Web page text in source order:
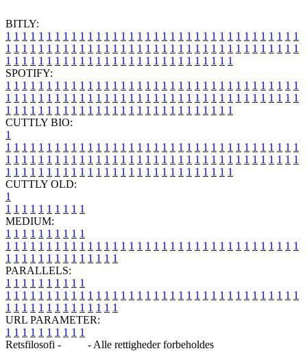
BITLY:
1 1 1 1 1 1 1 1 1 1 1 1 1 1 1 1 1 1 1 1 1 1 1 1 1 1 1 1 1 1 1 1 1 1 1 1
1 1 1 1 1 1 1 1 1 1 1 1 1 1 1 1 1 1 1 1 1 1 1 1 1 1 1 1 1 1 1 1 1 1 1 1
1 1 1 1 1 1 1 1 1 1 1 1 1 1 1 1 1 1 1 1 1 1 1 1 1 1 1 1
SPOTIFY:
1 1 1 1 1 1 1 1 1 1 1 1 1 1 1 1 1 1 1 1 1 1 1 1 1 1 1 1 1 1 1 1 1 1 1 1
1 1 1 1 1 1 1 1 1 1 1 1 1 1 1 1 1 1 1 1 1 1 1 1 1 1 1 1 1 1 1 1 1 1 1 1
1 1 1 1 1 1 1 1 1 1 1 1 1 1 1 1 1 1 1 1 1 1 1 1 1 1 1 1
CUTTLY BIO:
1
1 1 1 1 1 1 1 1 1 1 1 1 1 1 1 1 1 1 1 1 1 1 1 1 1 1 1 1 1 1 1 1 1 1 1 1
1 1 1 1 1 1 1 1 1 1 1 1 1 1 1 1 1 1 1 1 1 1 1 1 1 1 1 1 1 1 1 1 1 1 1 1
1 1 1 1 1 1 1 1 1 1 1 1 1 1 1 1 1 1 1 1 1 1 1 1 1 1 1 1
CUTTLY OLD:
1
1 1 1 1 1 1 1 1 1 1
MEDIUM:
1 1 1 1 1 1 1 1 1 1
1 1 1 1 1 1 1 1 1 1 1 1 1 1 1 1 1 1 1 1 1 1 1 1 1 1 1 1 1 1 1 1 1 1 1 1
1 1 1 1 1 1 1 1 1 1 1 1 1 1
PARALLELS:
1 1 1 1 1 1 1 1 1 1
1 1 1 1 1 1 1 1 1 1 1 1 1 1 1 1 1 1 1 1 1 1 1 1 1 1 1 1 1 1 1 1 1 1 1 1
1 1 1 1 1 1 1 1 1 1 1 1 1 1
URL PARAMETER:
1 1 1 1 1 1 1 1 1 1
Retsfilosofi -
- Alle rettigheder forbeholdes